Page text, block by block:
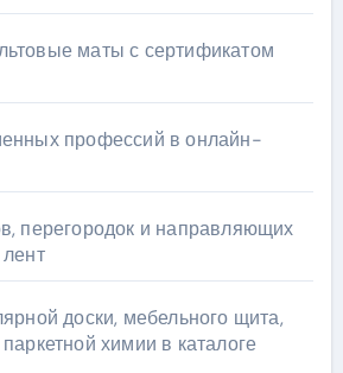
маты с сертификатом
профессий в онлайн-
перегородок и направляющих
доски, мебельного щита,
химии в каталоге